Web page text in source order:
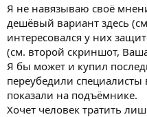
Я не навязываю своё
дешёвый вариант здесь
интересовался у них
(см. второй скриншот,
Я бы может и купил
переубедили специалисты
показали на подъёмнике.
Хочет человек тратить